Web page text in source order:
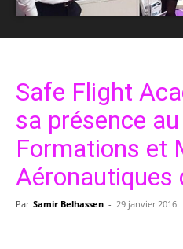
Safe Flight
sa présence
Formations et
Aéronautiques
Par Samir Belhassen - 29 janvier 2016